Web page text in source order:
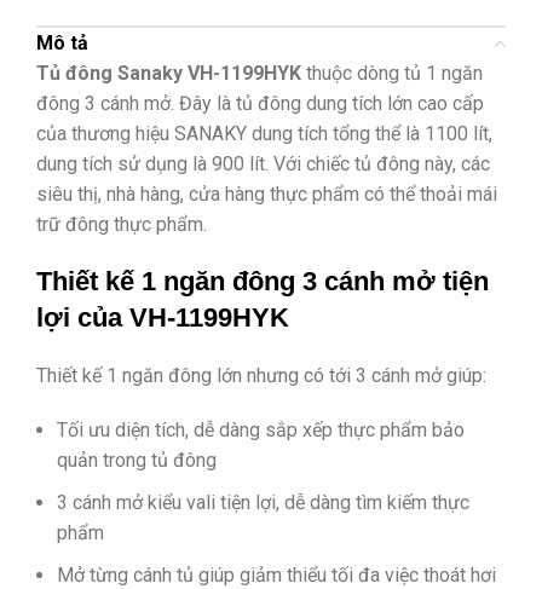
Mô tả
Tủ đông Sanaky VH-1199HYK thuộc dòng tủ 1 ngăn
đông 3 cánh mở. Đây là tủ đông dung tích lớn cao cấp
của thương hiệu SANAKY dung tích tổng thể là 1100 lít,
dung tích sử dụng là 900 lít. Với chiếc tủ đông này, các
siêu thị, nhà hàng, cửa hàng thực phẩm có thể thoải mái
trữ đông thực phẩm.
Thiết kế 1 ngăn đông 3 cánh mở tiện
lợi của VH-1199HYK
Thiết kế 1 ngăn đông lớn nhưng có tới 3 cánh mở giúp:
Tối ưu diện tích, dễ dàng sắp xếp thực phẩm bảo
quản trong tủ đông
3 cánh mở kiểu vali tiện lợi, dễ dàng tìm kiếm thực
phẩm
Mở từng cánh tủ giúp giảm thiểu tối đa việc thoát hơi